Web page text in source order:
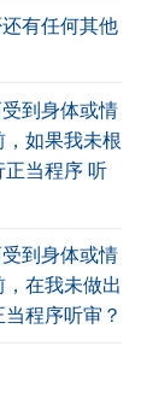
有任何其他
到身体或情
如果我未根
正当程序 听
到身体或情
在我未做出
程序听审？